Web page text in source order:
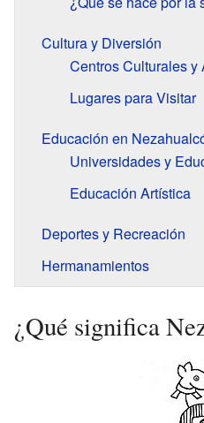
Cultura y Diversión
Centros Culturales y
Lugares para Visitar
Educación en
Universidades y
Educación Artística
Deportes y Recreación
Hermanamientos
¿Qué significa